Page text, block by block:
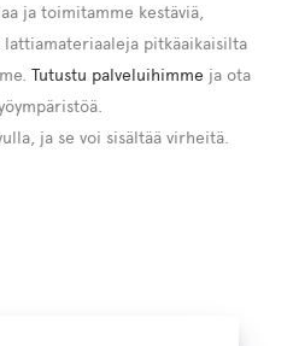
ja toimitamme kestäviä,
pitkäaikaisilta
Tutustu palveluihimme ja ota
ja se voi sisältää virheitä.